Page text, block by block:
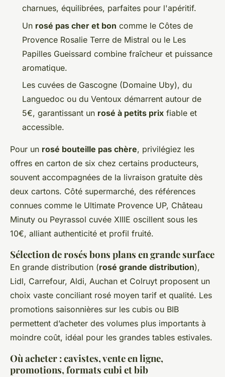
charnues, équilibrées, parfaites pour l'apéritif.
Un rosé pas cher et bon comme le Côtes de
Provence Rosalie Terre de Mistral ou le Les
Papilles Gueissard combine fraîcheur et puissance
aromatique.
Les cuvées de Gascogne (Domaine Uby), du
Languedoc ou du Ventoux démarrent autour de
5€, garantissant un rosé à petits prix fiable et
accessible.
Pour un rosé bouteille pas chère, privilégiez les
offres en carton de six chez certains producteurs,
souvent accompagnées de la livraison gratuite dès
deux cartons. Côté supermarché, des références
connues comme le Ultimate Provence UP, Château
Minuty ou Peyrassol cuvée XIIIE oscillent sous les
10€, alliant authenticité et profil fruité.
Sélection de rosés bons plans en grande surface
En grande distribution (rosé grande distribution),
Lidl, Carrefour, Aldi, Auchan et Colruyt proposent un
choix vaste conciliant rosé moyen tarif et qualité. Les
promotions saisonnières sur les cubis ou BIB
permettent d’acheter des volumes plus importants à
moindre coût, idéal pour les grandes tables estivales.
Où acheter : cavistes, vente en ligne,
promotions, formats cubi et bib